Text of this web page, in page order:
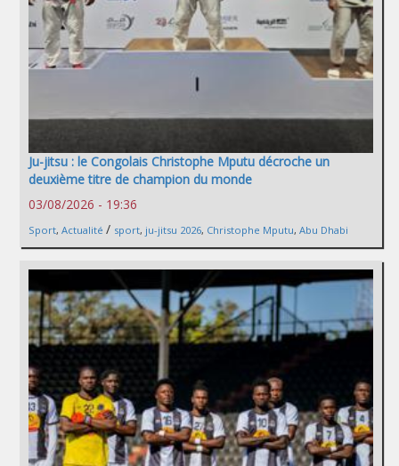
Ju-jitsu : le Congolais Christophe Mputu décroche un
deuxième titre de champion du monde
03/08/2026 - 19:36
Sport, Actualité / sport, ju-jitsu 2026, Christophe Mputu, Abu Dhabi